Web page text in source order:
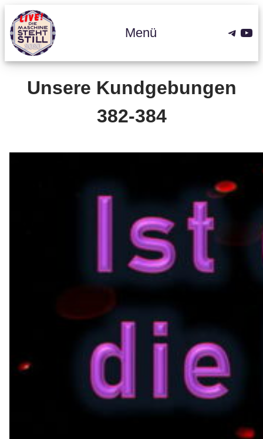
Zum
Inhalt
springen
Menü
Unsere Kundgebungen
382-384